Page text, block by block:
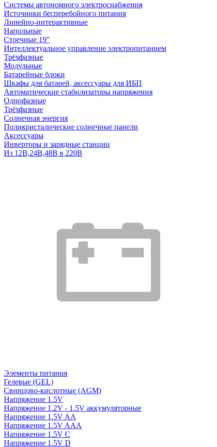
Системы автономного электроснабжения
Источники бесперебойного питания
Линейно-интерактивные
Напольные
Стоечные 19"
Интеллектуальное управление электропитанием
Трёхфазные
Модульные
Батарейные блоки
Шкафы для батарей, аксессуары для ИБП
Автоматические стабилизаторы напряжения
Однофазные
Трёхфазные
Солнечная энергия
Поликристалические солнечные панели
Аксессуары
Инверторы и зарядные станции
Из 12В,24В,48В в 220В
Элементы питания
Гелевые (GEL)
Свинцово-кислотные (AGM)
Напряжение 1.5V
Напряжение 1.2V - 1.5V аккумуляторные
Напряжение 1.5V AA
Напряжение 1.5V AAA
Напряжение 1.5V C
Напряжение 1.5V D